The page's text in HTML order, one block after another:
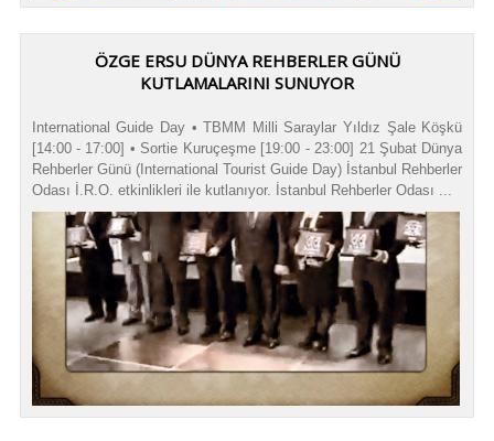
ÖZGE ERSU DÜNYA REHBERLER GÜNÜ
KUTLAMALARINI SUNUYOR
International Guide Day • TBMM Milli Saraylar Yıldız Şale Köşkü
[14:00 - 17:00] • Sortie Kuruçeşme [19:00 - 23:00] 21 Şubat Dünya
Rehberler Günü (International Tourist Guide Day) İstanbul Rehberler
Odası İ.R.O. etkinlikleri ile kutlanıyor. İstanbul Rehberler Odası ...